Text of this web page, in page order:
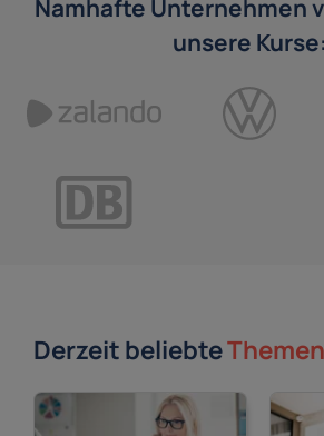
Namhafte Unternehmen
unsere Kurse:
Derzeit beliebteThemen